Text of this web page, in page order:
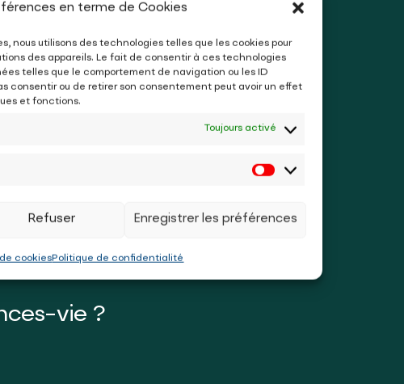
en terme de Cookies
nous utilisons des technologies telles que les cookies pour
des appareils. Le fait de consentir à ces technologies
telles que le comportement de navigation ou les ID
consentir ou de retirer son consentement peut avoir un effet
et fonctions.
Toujours activé
Refuser Enregistrer les préférences
cookiesPolitique de confidentialité
réelle.
de 60 % sur certains produits de base.
pas, vos charges explosent.
vie ?